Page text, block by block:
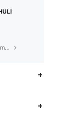
Um diesen Verkäufer und/oder dieses Produkt zu melden